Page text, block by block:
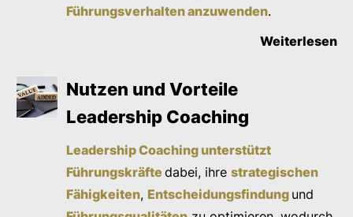
Führungsverhalten anzuwenden.
Weiterlesen
Nutzen und Vorteile
Leadership Coaching
Leadership Coaching unterstützt
Führungskräftedabei, ihrestrategischen
Fähigkeiten, Entscheidungsfindung und